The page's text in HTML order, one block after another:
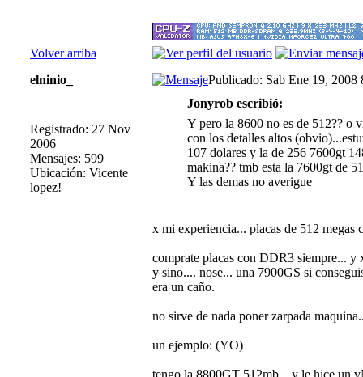
Volver arriba
elninio_
Publicado: Sab Ene 19, 2008
Registrado: 27 Nov
2006
Mensajes: 599
Ubicación: Vicente
lopez!
Jonyrob escribió:
Y pero la 8600 no es de 512?? o
con los detalles altos
107 dolares y la de 256 7600gt
makina?? tmb esta la 7600gt de
Y las demas no averigue
x mi experiencia... placas de 512
comprate placas con DDR3 siempre... y
y sino.... nose... una 7900GS si
era un caño.
no sirve de nada poner zarpada
un ejemplo: (YO)
tengo la 8800GT 512mb... y le hice un